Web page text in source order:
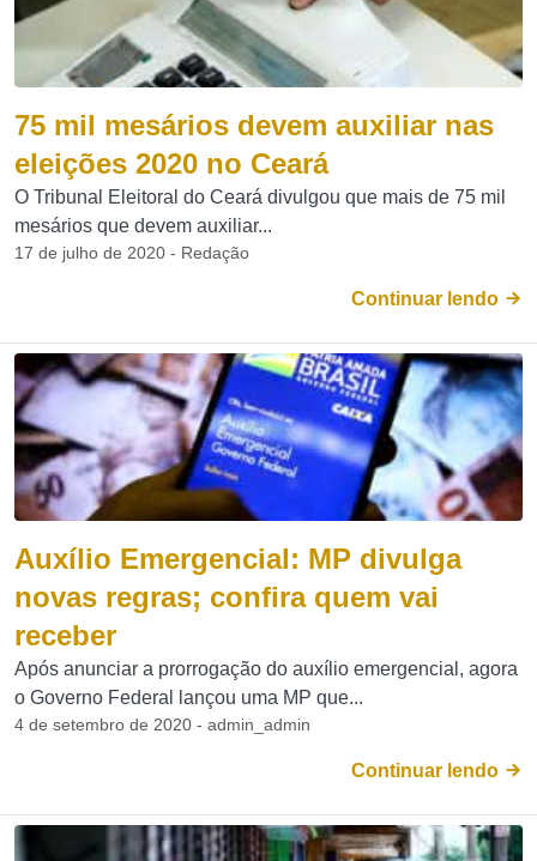
75 mil mesários devem auxiliar nas
eleições 2020 no Ceará
O Tribunal Eleitoral do Ceará divulgou que mais de 75 mil
mesários que devem auxiliar...
17 de julho de 2020 - Redação
Continuar lendo
Auxílio Emergencial: MP divulga
novas regras; confira quem vai
receber
Após anunciar a prorrogação do auxílio emergencial, agora
o Governo Federal lançou uma MP que...
4 de setembro de 2020 - admin_admin
Continuar lendo